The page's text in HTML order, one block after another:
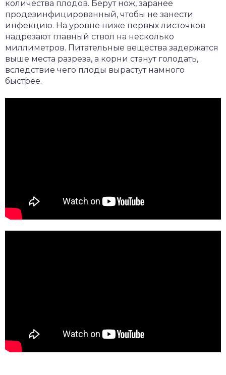
количества плодов. Берут нож, заранее
продезинфицированный, чтобы не занести
инфекцию. На уровне ниже первых листочков
надрезают главный ствол на несколько
миллиметров. Питательные вещества задержатся
выше места разреза, а корни станут голодать,
вследствие чего плоды вырастут намного
быстрее.